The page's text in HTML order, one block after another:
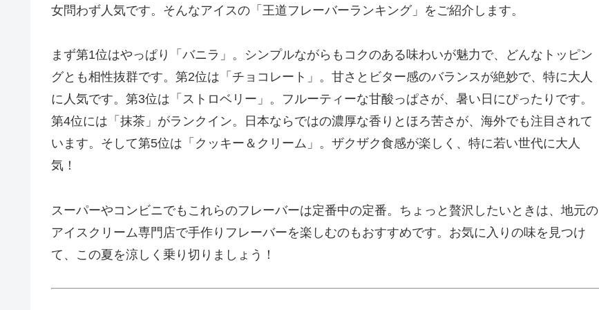
女問わず人気です。そんなアイスの「王道フレーバーランキング」をご紹介します。
まず第1位はやっぱり「バニラ」。シンプルながらもコクのある味わいが魅力で、どんなトッピン
グとも相性抜群です。第2位は「チョコレート」。甘さとビター感のバランスが絶妙で、特に大人
に人気です。第3位は「ストロベリー」。フルーティーな甘酸っぱさが、暑い日にぴったりです。
第4位には「抹茶」がランクイン。日本ならではの濃厚な香りとほろ苦さが、海外でも注目されて
います。そして第5位は「クッキー＆クリーム」。ザクザク食感が楽しく、特に若い世代に大人
気！
スーパーやコンビニでもこれらのフレーバーは定番中の定番。ちょっと贅沢したいときは、地元の
アイスクリーム専門店で手作りフレーバーを楽しむのもおすすめです。お気に入りの味を見つけ
て、この夏を涼しく乗り切りましょう！